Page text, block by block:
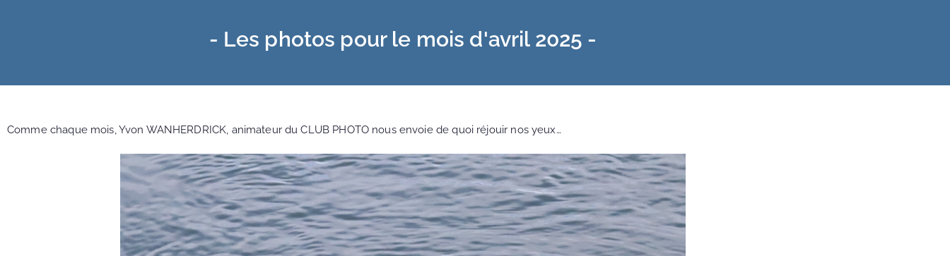
- Les photos pour le mois d'avril 2025 -
Comme chaque mois, Yvon WANHERDRICK, animateur du CLUB PHOTO nous envoie de quoi réjouir nos yeux…